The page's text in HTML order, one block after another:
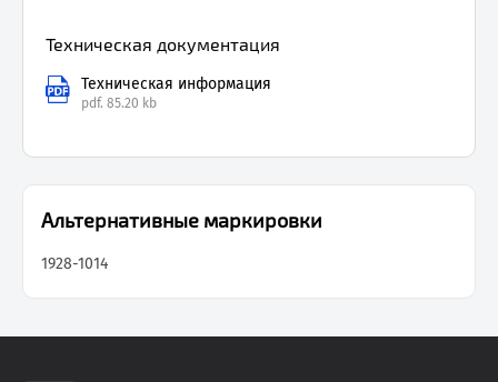
Техническая документация
Техническая информация
pdf. 85.20 kb
Альтернативные маркировки
1928-1014